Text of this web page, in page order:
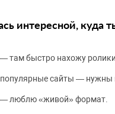
интересной, куда
там быстро нахожу
сайты —
— люблю «живой» формат.